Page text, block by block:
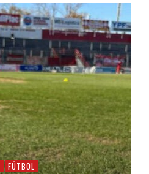
FÚTBOL